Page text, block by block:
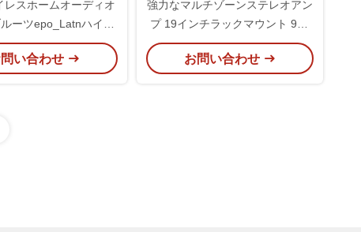
レスホームオーディオ
ーツepo_Latnハイフ
オレッド オプティカ
AUXHDMI入力
い合わせ
強力なマルチゾーンステレオアン
プ 19インチラックマウント 900
ワット スピーカー選択音量制御
お問い合わせ